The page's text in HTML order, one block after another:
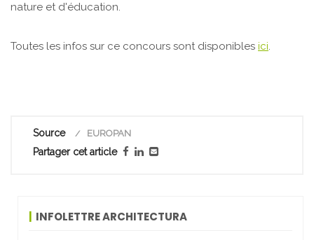
nature et d'éducation.
Toutes les infos sur ce concours sont disponibles ici.
Source EUROPAN
Partager cet article
INFOLETTRE ARCHITECTURA